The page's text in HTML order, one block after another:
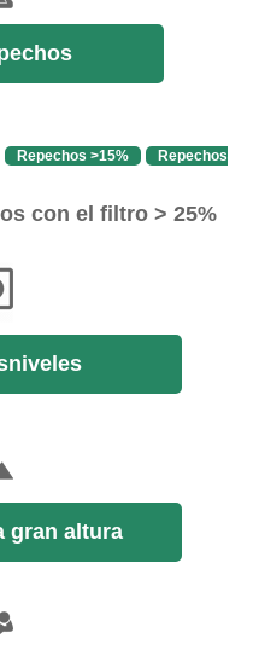
Repechos >15%
Repechos
con el filtro > 25%
gran altura